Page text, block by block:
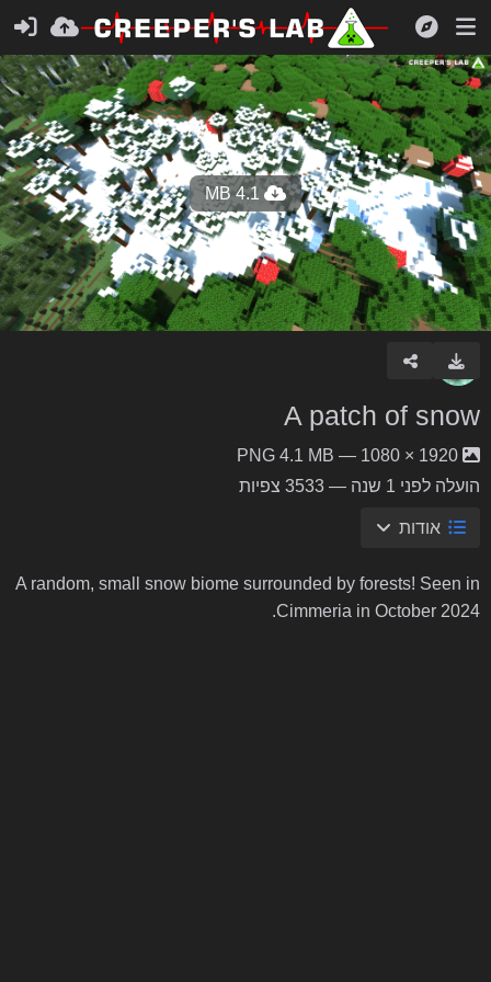
4.1 MB
A patch of snow
1920 × 1080 — PNG 4.1 MB
הועלהלפני 1 שנה — 3533 צפיות
אודות
A random, small snow biome surrounded by forests! Seen in
Cimmeria in October 2024.